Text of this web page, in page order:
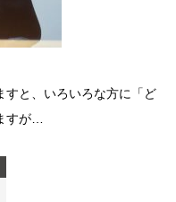
すと、いろいろな方に「ど
すが…